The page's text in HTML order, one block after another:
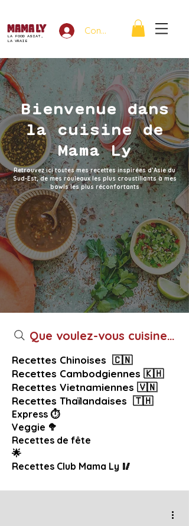
LA FOOD ASIAT,
LA VRAIE
Connexion
Bienvenue dans
la cuisine de
Mama Ly
Retrouvez ici toutes mes recettes inspirées d’Asie du
Sud-Est, de mes rouleaux les plus croustillants à mes
bowls les plus réconfortants
Que voulez-vous cuisiner
Recettes Chinoises 🇨🇳
Recettes Cambodgiennes 🇰🇭
Recettes Vietnamiennes 🇻🇳
Recettes Thaïlandaises 🇹🇭
Express ⏱️
Veggie 🥦
Recettes de fête
🌟
Recettes Club Mama Ly 🥢